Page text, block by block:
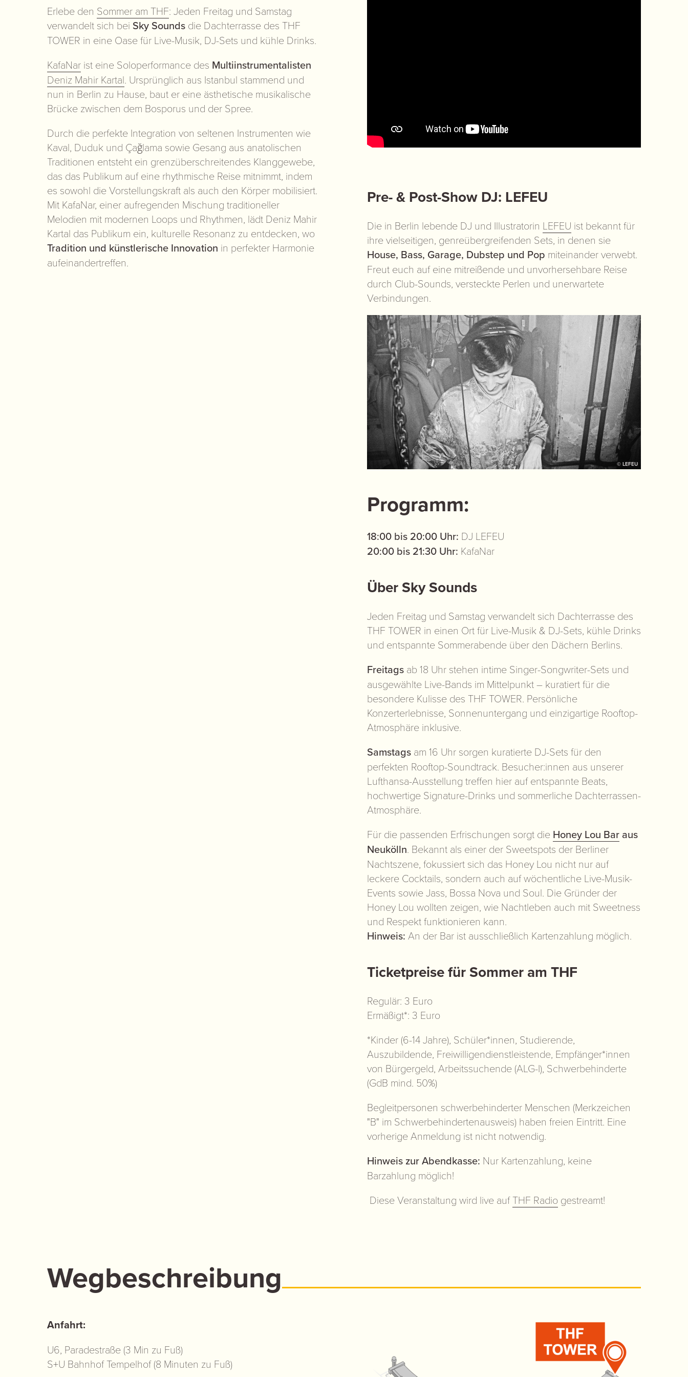
Erlebe den Sommer am THF: Jeden Freitag und Samstag
verwandelt sich bei Sky Sounds die Dachterrasse des THF
TOWER in eine Oase für Live-Musik, DJ-Sets und kühle Drinks.
KafaNar ist eine Soloperformance des Multiinstrumentalisten
Deniz Mahir Kartal. Ursprünglich aus Istanbul stammend und
nun in Berlin zu Hause, baut er eine ästhetische musikalische
Brücke zwischen dem Bosporus und der Spree.
Durch die perfekte Integration von seltenen Instrumenten wie
Kaval, Duduk und Çağlama sowie Gesang aus anatolischen
Traditionen entsteht ein grenzüberschreitendes Klanggewebe,
das das Publikum auf eine rhythmische Reise mitnimmt, indem
es sowohl die Vorstellungskraft als auch den Körper mobilisiert.
Mit KafaNar, einer aufregenden Mischung traditioneller
Melodien mit modernen Loops und Rhythmen, lädt Deniz Mahir
Kartal das Publikum ein, kulturelle Resonanz zu entdecken, wo
Tradition und künstlerische Innovation in perfekter Harmonie
aufeinandertreffen.
Pre- & Post-Show DJ: LEFEU
Die in Berlin lebende DJ und Illustratorin LEFEU ist bekannt für
ihre vielseitigen, genreübergreifenden Sets, in denen sie
House, Bass, Garage, Dubstep und Pop miteinander verwebt.
Freut euch auf eine mitreißende und unvorhersehbare Reise
durch Club-Sounds, versteckte Perlen und unerwartete
Verbindungen.
© LEFEU
Programm:
18:00 bis 20:00 Uhr: DJ LEFEU
20:00 bis 21:30 Uhr: KafaNar
Über Sky Sounds
Jeden Freitag und Samstag verwandelt sich Dachterrasse des
THF TOWER in einen Ort für Live-Musik & DJ-Sets, kühle Drinks
und entspannte Sommerabende über den Dächern Berlins.
Freitags ab 18 Uhr stehen intime Singer-Songwriter-Sets und
ausgewählte Live-Bands im Mittelpunkt – kuratiert für die
besondere Kulisse des THF TOWER. Persönliche
Konzerterlebnisse, Sonnenuntergang und einzigartige Rooftop-
Atmosphäre inklusive.
Samstags am 16 Uhr sorgen kuratierte DJ-Sets für den
perfekten Rooftop-Soundtrack. Besucher:innen aus unserer
Lufthansa-Ausstellung treffen hier auf entspannte Beats,
hochwertige Signature-Drinks und sommerliche Dachterrassen-
Atmosphäre.
Für die passenden Erfrischungen sorgt die Honey Lou Bar aus
Neukölln. Bekannt als einer der Sweetspots der Berliner
Nachtszene, fokussiert sich das Honey Lou nicht nur auf
leckere Cocktails, sondern auch auf wöchentliche Live-Musik-
Events sowie Jass, Bossa Nova und Soul. Die Gründer der
Honey Lou wollten zeigen, wie Nachtleben auch mit Sweetness
und Respekt funktionieren kann.
Hinweis: An der Bar ist ausschließlich Kartenzahlung möglich.
Ticketpreise für Sommer am THF
Regulär: 3 Euro
Ermäßigt*: 3 Euro
*Kinder (6-14 Jahre), Schüler*innen, Studierende,
Auszubildende, Freiwilligendienstleistende, Empfänger*innen
von Bürgergeld, Arbeitssuchende (ALG-I), Schwerbehinderte
(GdB mind. 50%)
Begleitpersonen schwerbehinderter Menschen (Merkzeichen
"B" im Schwerbehindertenausweis) haben freien Eintritt. Eine
vorherige Anmeldung ist nicht notwendig.
Hinweis zur Abendkasse: Nur Kartenzahlung, keine
Barzahlung möglich!
Diese Veranstaltung wird live aufTHF Radio gestreamt!
Wegbeschreibung
Anfahrt:
U6, Paradestraße (3 Min zu Fuß)
S+U Bahnhof Tempelhof (8 Minuten zu Fuß)